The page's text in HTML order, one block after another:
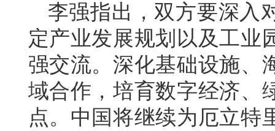
李强指出，双方要深入
定产业发展规划以及工业
强交流。深化基础设施、
域合作，培育数字经济、
点。中国将继续为厄立特